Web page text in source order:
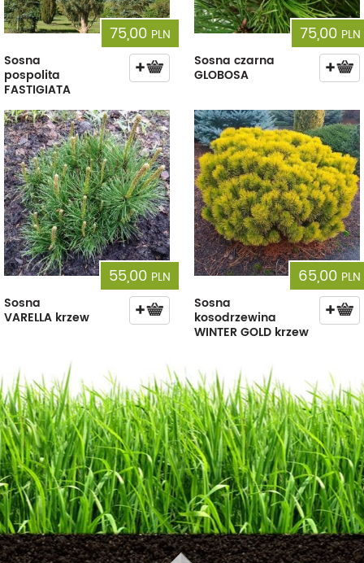
75,00 PLN
Sosna
pospolita
FASTIGIATA
75,00 PLN
Sosna czarna
GLOBOSA
55,00 PLN
Sosna
VARELLA krzew
65,00 PLN
Sosna
kosodrzewina
WINTER GOLD krzew